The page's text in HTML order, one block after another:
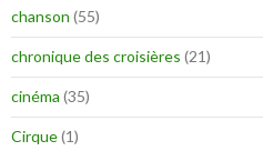
chanson (55)
chronique des croisières (21)
cinéma (35)
Cirque(1)